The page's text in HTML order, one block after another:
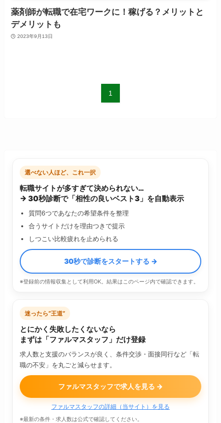
薬剤師が転職で在宅ワークに！稼げる？メリットと
デメリットも
2023年9月13日
1
選べない人ほど、これ一択
転職サイトが多すぎて決められない…
→ 30秒診断で「相性の良いベスト3」を自動表示
質問6つであなたの希望条件を整理
合うサイトだけを理由つきで提示
しつこい比較疲れを止められる
30秒で診断をスタートする →
※登録前の情報収集として利用OK。結果はこのページ内で確認できます。
迷ったら“王道”
とにかく失敗したくないなら
まずは「ファルマスタッフ」だけ登録
求人数と支援のバランスが良く、条件交渉・面接同行など「転
職の不安」を丸ごと減らせます。
ファルマスタッフで求人を見る →
ファルマスタッフの詳細（当サイト）を見る
※最新の条件・求人数は公式で確認してください。